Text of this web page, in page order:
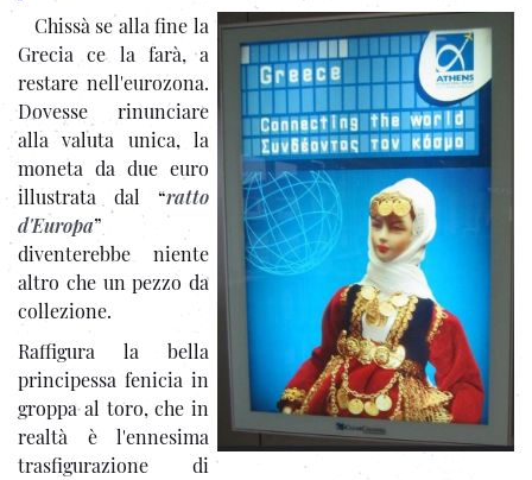
Chissà se alla fine la
Grecia ce la farà, a
restare nell'eurozona.
Dovesse rinunciare
alla valuta unica, la
moneta da due euro
illustrata dal “ratto
d'Europa”
diventerebbe niente
altro che un pezzo da
collezione.
Raffigura la bella
principessa fenicia in
groppa al toro, che in
realtà è l'ennesima
trasfigurazione di